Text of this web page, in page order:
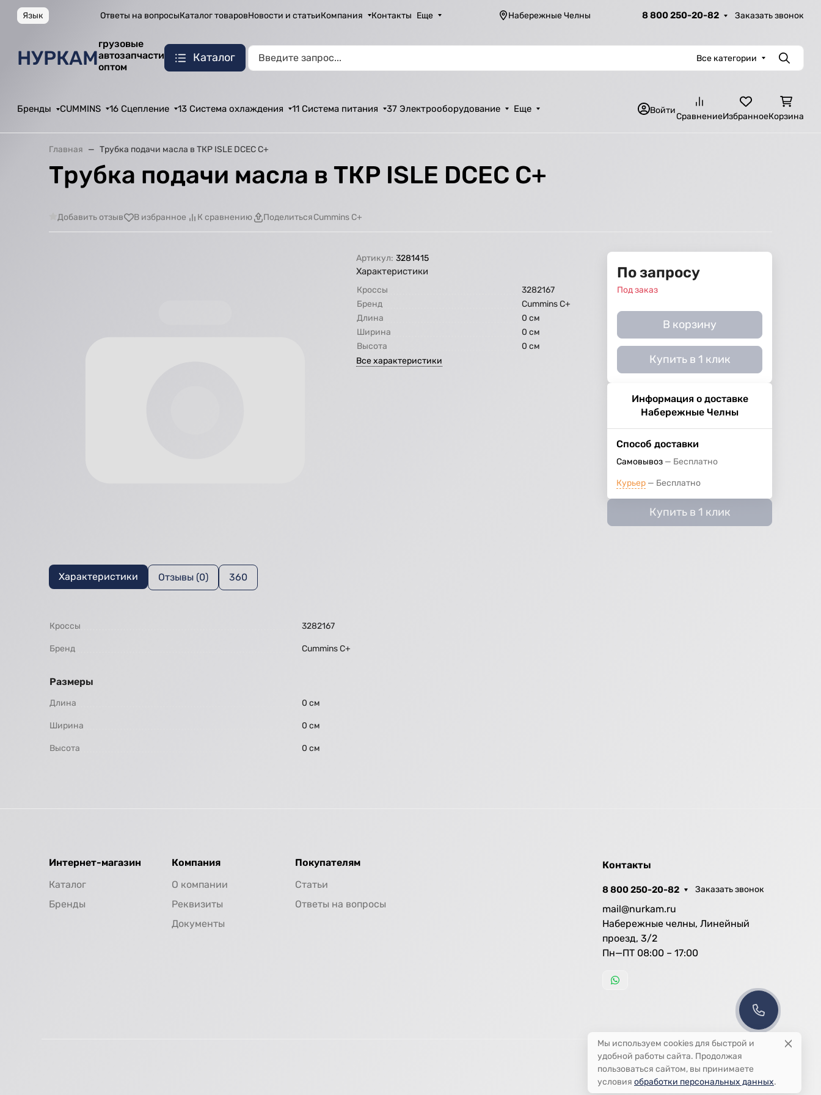
Язык Ответы на вопросыКаталог товаровНовости и статьиКомпания Контакты Еще Набережные Челны 8 800 250-20-82 Заказать звонок
НУРКАМ
грузовые
автозапчасти
оптом
Каталог Все категории Поиск
Бренды CUMMINS 16 Сцепление 13 Система охлаждения 11 Система питания 37 Электрооборудование Еще Войти
СравнениеИзбранноеКорзина
Главная Трубка подачи масла в ТКР ISLE DCEC С+
Трубка подачи масла в ТКР ISLE DCEC С+
Добавить отзыв В избранное К сравнению ПоделитьсяCummins C+
Артикул: 3281415
Характеристики
Кроссы
3282167
Бренд
Cummins C+
Длина
0 см
Ширина
0 см
Высота
0 см
Все характеристики
По запросу
Под заказ
В корзину
Купить в 1 клик
Информация о доставке
Набережные Челны
Способ доставки
Самовывоз Бесплатно
Курьер Бесплатно
Купить в 1 клик
Характеристики Отзывы (0) 360
Кроссы 3282167
Бренд Cummins C+
Размеры
Длина 0 см
Ширина 0 см
Высота 0 см
Интернет-магазин
Каталог
Бренды
Компания
О компании
Реквизиты
Документы
Покупателям
Статьи
Ответы на вопросы
Контакты
8 800 250-20-82 Заказать звонок
mail@nurkam.ru
Набережные челны, Линейный
проезд, 3/2
Пн—ПТ 08:00 – 17:00
Мы используем cookies для быстрой и
удобной работы сайта. Продолжая
пользоваться сайтом, вы принимаете
условия обработки персональных данных.